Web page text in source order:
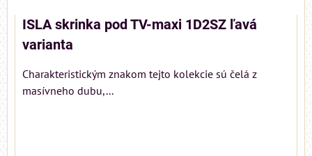
ISLA skrinka pod TV-maxi 1D2SZ ľavá
varianta
Charakteristickým znakom tejto kolekcie sú čelá z
masívneho dubu,...